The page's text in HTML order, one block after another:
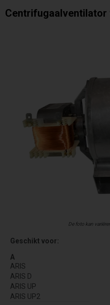
Centrifugaalventilator
De foto kan
Geschikt voor:
A
ARIS
ARIS D
ARIS UP
ARIS UP2